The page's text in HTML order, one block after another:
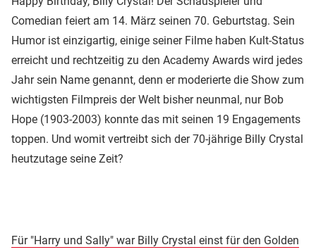
Comedian feiert am 14. März seinen 70. Geburtstag. Sein
Humor ist einzigartig, einige seiner Filme haben Kult-Status
erreicht und rechtzeitig zu den Academy Awards wird jedes
Jahr sein Name genannt, denn er moderierte die Show zum
wichtigsten Filmpreis der Welt bisher neunmal, nur Bob
Hope (1903-2003) konnte das mit seinen 19 Engagements
toppen. Und womit vertreibt sich der 70-jährige Billy Crystal
heutzutage seine Zeit?
Für "Harry und Sally" war Billy Crystal einst für den Golden